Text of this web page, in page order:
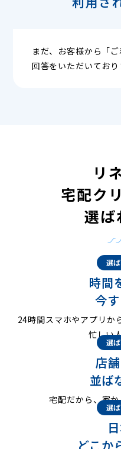
まだ、お客様から「
回答をいただいており
リ
宅配ク
選ば
選
時間
今
24時間スマホやアプリか
忙しい
選
店
並ば
宅配だから、家か
選
どこか